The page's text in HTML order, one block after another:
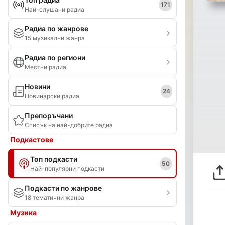
Най-слушани радиа
171
Радиа по жанрове
15 музикални жанра
Радиа по региони
Местни радиа
Новини
Новинарски радиа
24
Препоръчани
Списък на най-добрите радиа
Подкастове
Топ подкасти
Най-популярни подкасти
50
Подкасти по жанрове
18 тематични жанра
Музика